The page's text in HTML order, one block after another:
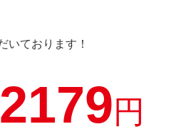
いております！
円